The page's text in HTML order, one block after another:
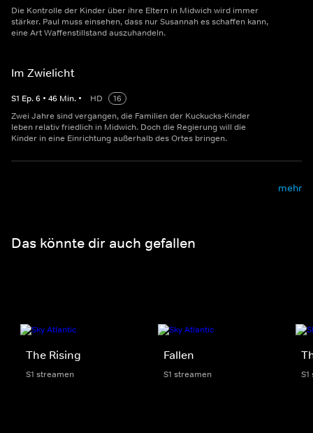
Die Kontrolle der Kinder über ihre Eltern in Midwich wird immer
stärker. Paul muss einsehen, dass nur Susannah es schaffen kann,
eine Art Waffenstillstand auszuhandeln.
Im Zwielicht
S1 Ep.6 • 46 Min. • HD
16
Zwei Jahre sind vergangen, die Familien der Kuckucks-Kinder
leben relativ friedlich in Midwich. Doch die Regierung will die
Kinder in eine Einrichtung außerhalb des Ortes bringen.
mehr
Das könnte dir auch gefallen
The Rising
S1 streamen
Fallen
S1 streamen